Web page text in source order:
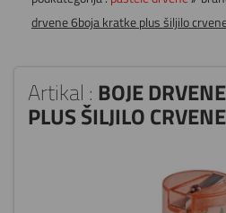
drvene 6boja kratke plus šiljilo
Artikal : BOJE
PLUS ŠILJILO CRVENE